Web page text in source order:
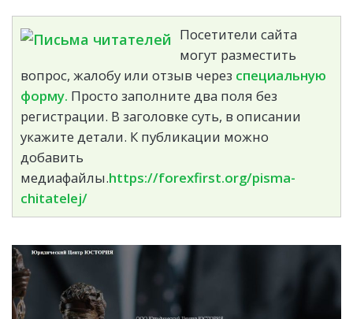
Посетители сайта
могут разместить
вопрос, жалобу или отзыв через специальную
форму. Просто заполните два поля без
регистрации. В заголовке суть, в описании
укажите детали. К публикации можно
добавить
медиафайлы.https://forexfirst.org/pisma-
chitatelej/